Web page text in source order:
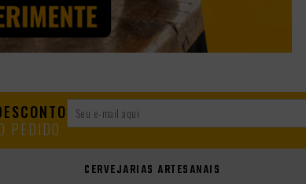
PEDIDO
CERVEJARIAS ARTESANAIS